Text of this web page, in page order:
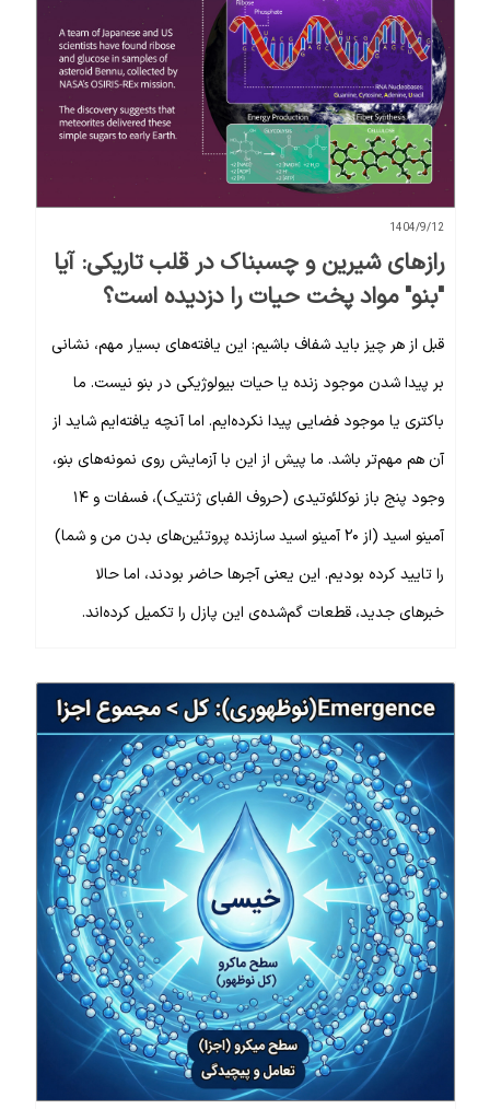
1404/9/12
رازهای شیرین و چسبناک در قلب تاریکی: آیا
"بنو" مواد پخت حیات را دزدیده است؟
قبل از هر چیز باید شفاف باشیم: این یافته‌های بسیار مهم، نشانی
بر پیدا شدن موجود زنده یا حیات بیولوژیکی در بنو نیست. ما
باکتری یا موجود فضایی پیدا نکرده‌ایم. اما آنچه یافته‌ایم شاید از
آن هم مهم‌تر باشد. ما پیش از این با آزمایش روی نمونه‌های بنو،
وجود پنج باز نوکلئوتیدی (حروف الفبای ژنتیک)، فسفات و ۱۴
آمینو اسید (از ۲۰ آمینو اسید سازنده پروتئین‌های بدن من و شما)
را تایید کرده بودیم. این یعنی آجرها حاضر بودند، اما حالا
خبرهای جدید، قطعات گم‌شده‌ی این پازل را تکمیل کرده‌اند.